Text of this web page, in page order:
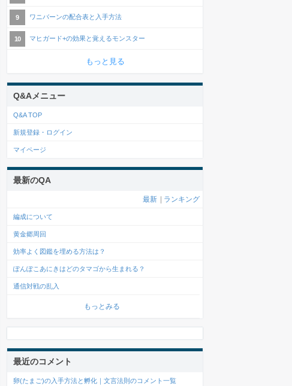
ワニバーンの配合表と入手方法
マヒガード+の効果と覚えるモンスター
もっと見る
Q&Aメニュー
Q&A TOP
新規登録・ログイン
マイページ
最新のQA
最新 ランキング
編成について
黄金郷周回
効率よく図鑑を埋める方法は？
ぽんぽこあにきはどのタマゴから生まれる？
通信対戦の乱入
もっとみる
最近のコメント
卵(たまご)の入手方法と孵化｜文言法則のコメント一覧